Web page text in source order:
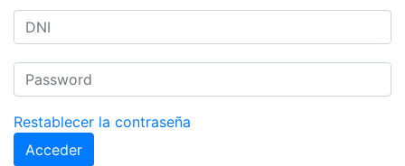
Restablecer la contraseña
Acceder